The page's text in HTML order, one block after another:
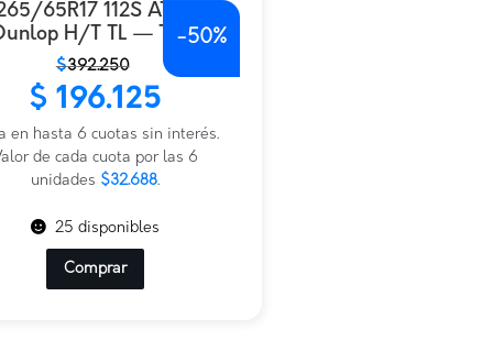
65R17 112S AT20
H/T TL — THA
$392.250
$196.125
en hasta 6 cuotas sin interés.
de cada cuota por las 6
unidades $32.688.
-50%
25 disponibles
Comprar